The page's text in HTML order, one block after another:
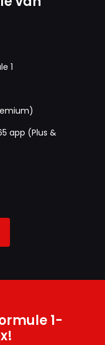
1
app (Plus &
1-